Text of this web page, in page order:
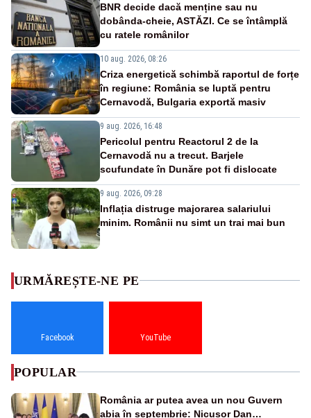
BNR decide dacă menține sau nu
dobânda-cheie, ASTĂZI. Ce se întâmplă
cu ratele românilor
10 aug. 2026, 08:26
Criza energetică schimbă raportul de forțe
în regiune: România se luptă pentru
Cernavodă, Bulgaria exportă masiv
9 aug. 2026, 16:48
Pericolul pentru Reactorul 2 de la
Cernavodă nu a trecut. Barjele
scufundate în Dunăre pot fi dislocate
9 aug. 2026, 09:28
Inflația distruge majorarea salariului
minim. Românii nu simt un trai mai bun
URMĂREȘTE-NE PE
Facebook YouTube
POPULAR
România ar putea avea un nou Guvern
abia în septembrie: Nicușor Dan